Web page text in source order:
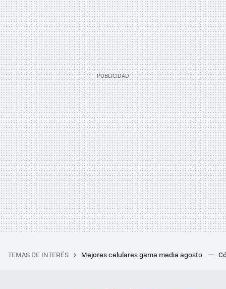
TEMAS DE INTERÉS Mejores celulares gama media agosto